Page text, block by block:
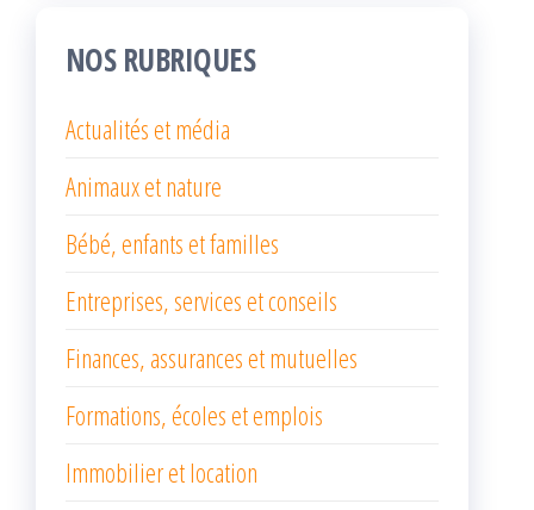
NOS RUBRIQUES
Actualités et média
Animaux et nature
Bébé, enfants et familles
Entreprises, services et conseils
Finances, assurances et mutuelles
Formations, écoles et emplois
Immobilier et location